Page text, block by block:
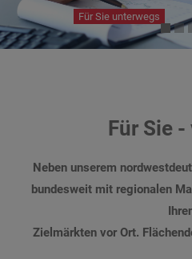
Für Sie unterwegs
Für Sie -
Neben unserem
bundesweit mit regionalen
Zielmärkten vor Ort.